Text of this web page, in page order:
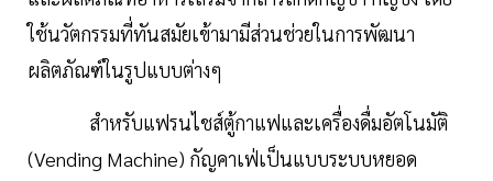
ใช้นวัตกรรมที่ทันสมัยเข้ามามีส่วนช่วยในการพัฒนา
ผลิตภัณฑ์​ในรูปแบบต่างๆ
สำหรับแฟรนไชส์ตู้กาแฟและเครื่องดื่มอัตโนมัติ
(Vending Machine) กัญคาเฟ่เป็นแบบระบบหยอด